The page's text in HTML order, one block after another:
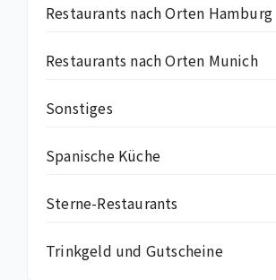
Restaurants nach Orten Hamburg
Restaurants nach Orten Munich
Sonstiges
Spanische Küche
Sterne-Restaurants
Trinkgeld und Gutscheine